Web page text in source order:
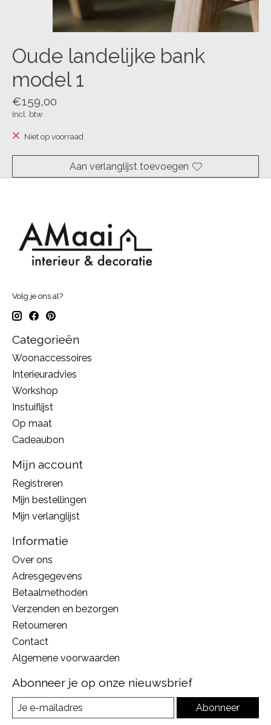
Oude landelijke bank
model 1
€159,00
Incl. btw
Niet op voorraad
Aan verlanglijst toevoegen
Volg je ons al?
Categorieën
Woonaccessoires
Interieuradvies
Workshop
Instuiflijst
Op maat
Cadeaubon
Mijn account
Registreren
Mijn bestellingen
Mijn verlanglijst
Informatie
Over ons
Adresgegevens
Betaalmethoden
Verzenden en bezorgen
Retourneren
Contact
Algemene voorwaarden
Abonneer je op onze nieuwsbrief
Abonneer